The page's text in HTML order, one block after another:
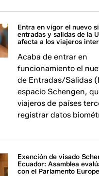
Entra en vigor el nuevo
entradas y salidas de la
afecta a los viajeros
Acaba de entrar en
funcionamiento el
de Entradas/Salidas
espacio Schengen,
viajeros de países
registrar datos
Exención de visado
Ecuador: Asamblea
con el Parlamento